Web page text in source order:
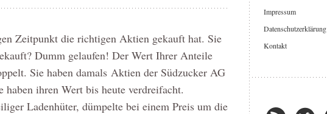
Zeitpunkt die richtigen Aktien gekauft hat. Sie
Dumm gelaufen! Der Wert Ihrer Anteile
Sie haben damals Aktien der Südzucker AG
haben ihren Wert bis heute verdreifacht.
Ladenhüter, dümpelte bei einem Preis um die
Impressum
Datenschutzerklärung
Kontakt